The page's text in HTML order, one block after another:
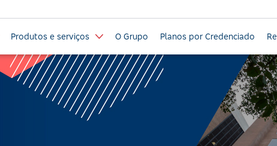
Produtos e serviços O Grupo Planos por Credenciado